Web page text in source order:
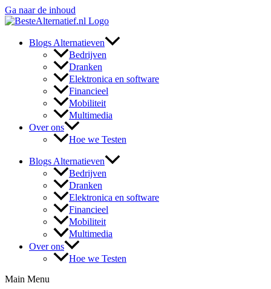
Ga naar de inhoud
Blogs Alternatieven
Bedrijven
Dranken
Elektronica en software
Financieel
Mobiliteit
Multimedia
Over ons
Hoe we Testen
Blogs Alternatieven
Bedrijven
Dranken
Elektronica en software
Financieel
Mobiliteit
Multimedia
Over ons
Hoe we Testen
Main Menu